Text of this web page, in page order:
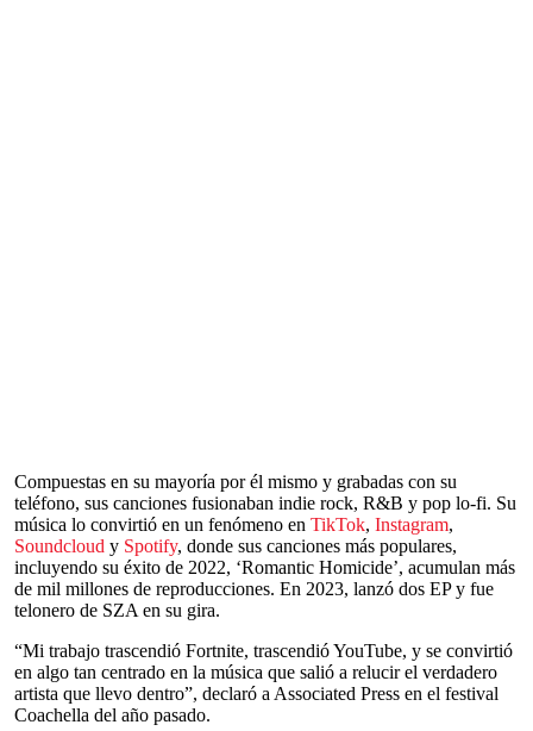
Compuestas en su mayoría por él mismo y grabadas con su
teléfono, sus canciones fusionaban indie rock, R&B y pop lo-fi. Su
música lo convirtió en un fenómeno en TikTok, Instagram,
Soundcloud y Spotify, donde sus canciones más populares,
incluyendo su éxito de 2022, ‘Romantic Homicide’, acumulan más
de mil millones de reproducciones. En 2023, lanzó dos EP y fue
telonero de SZA en su gira.
“Mi trabajo trascendió Fortnite, trascendió YouTube, y se convirtió
en algo tan centrado en la música que salió a relucir el verdadero
artista que llevo dentro”, declaró a Associated Press en el festival
Coachella del año pasado.